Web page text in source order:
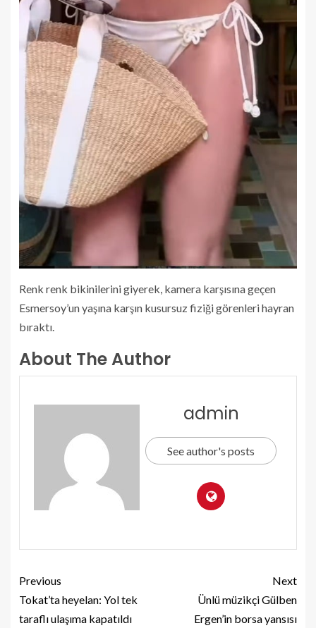
Renk renk bikinilerini giyerek, kamera karşısına geçen
Esmersoy’un yaşına karşın kusursuz fiziği görenleri hayran
bıraktı.
About The Author
admin
See author's posts
Previous
Tokat’ta heyelan: Yol tek
taraflı ulaşıma kapatıldı
Next
Ünlü müzikçi Gülben
Ergen’in borsa yansısı